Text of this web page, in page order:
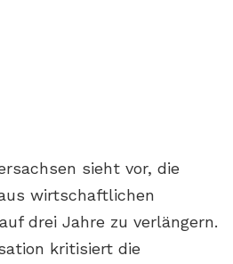
sieht vor, die
wirtschaftlichen
drei Jahre zu verlängern.
kritisiert die